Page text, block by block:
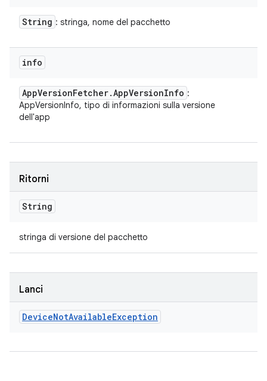
String : stringa, nome del pacchetto
info
AppVersionFetcher.AppVersionInfo :
AppVersionInfo, tipo di informazioni sulla versione
dell'app
Ritorni
String
stringa di versione del pacchetto
Lanci
DeviceNotAvailableException